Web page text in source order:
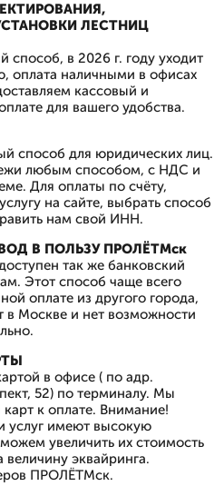
ЛЕСТНИЦ
в 2026 г. году уходит
оплата наличными в офисах
кассовый и
для вашего удобства.
способ для юридических лиц.
любым способом, с НДС и
Для оплаты по счёту,
на сайте, выбрать способ
нам свой ИНН.
В ПОЛЬЗУ ПРОЛЁТМск
так же банковский
Этот способ чаще всего
оплате из другого города,
в Москве и нет возможности
в офисе ( по адр.
52) по терминалу. Мы
к оплате. Внимание!
услуг имеют высокую
увеличить их стоимость
величину эквайринга.
ПРОЛЁТМск.